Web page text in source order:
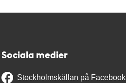
Sociala medier
Stockholmskällan på Facebook